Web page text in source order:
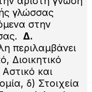
γλώσσας
στην
Δ.
περιλαμβάνει
Διοικητικό
Αστικό και
δ) Στοιχεία